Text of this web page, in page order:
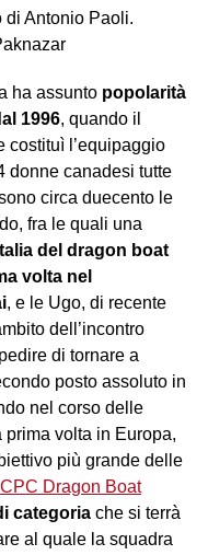
di Antonio Paoli.
ha assunto popolarità
1996, quando il
costituì l’equipaggio
donne canadesi tutte
circa duecento le
fra le quali una
del dragon boat
volta nel
, e le Ugo, di recente
dell’incontro
di tornare a
posto assoluto in
nel corso delle
prima volta in Europa,
più grande delle
Dragon Boat
categoria che si terrà
al quale la squadra